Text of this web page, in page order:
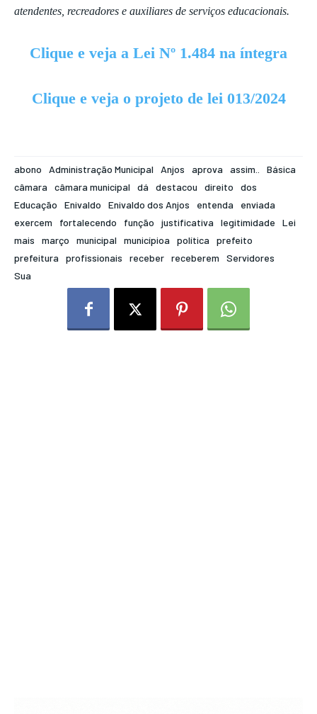
atendentes, recreadores e auxiliares de serviços educacionais.
Clique e veja a Lei Nº 1.484 na íntegra
Clique e veja o projeto de lei 013/2024
abono Administração Municipal Anjos aprova assim..
Básica
câmara
câmara municipal dá destacou direito
dos
Educação
Enivaldo Enivaldo dos Anjos entenda
enviada
exercem
fortalecendo função justificativa legitimidade
Lei
mais
março municipal municípioa política
prefeito
prefeitura
profissionais receber receberem
Servidores
Sua